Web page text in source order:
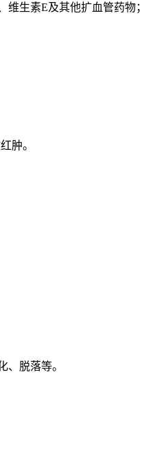
生素E及其他扩血管药物；
肿。
、脱落等。